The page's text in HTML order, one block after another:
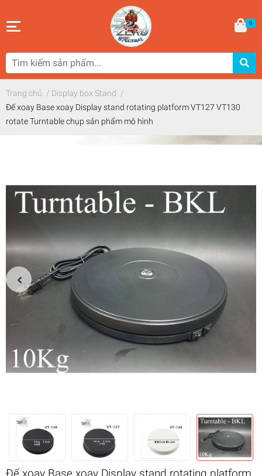
0
Trang chủ / Display box Stand /
Đế xoay Base xoay Display stand rotating platform VT127 VT130
rotate Turntable chụp sản phẩm mô hình